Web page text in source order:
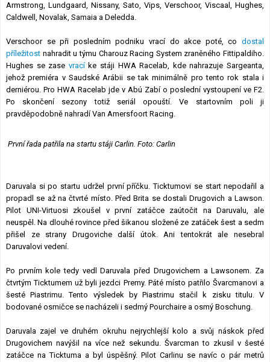
Armstrong, Lundgaard, Nissany, Sato, Vips, Verschoor, Viscaal, Hughes,
Caldwell, Novalak, Samaia a Deledda.
Verschoor se při posledním podniku vrací do akce poté, co dostal
příležitost nahradit u týmu Charouz Racing System zraněného Fittipaldiho.
Hughes se zase vracíke stáji HWA Racelab, kde nahrazuje Sargeanta,
jehož premiéra v Saudské Arábii se tak minimálně pro tento rok stala i
derniérou. Pro HWA Racelab jde v Abú Zabí o poslední vystoupení ve F2.
Po skončení sezony totiž seriál opouští. Ve startovním poli ji
pravděpodobně nahradí Van Amersfoort Racing.
První řada patřila na startu stáji Carlin. Foto: Carlin
Daruvala si po startu udržel první příčku. Ticktumovi se start nepodařil a
propadl se až na čtvrté místo. Před Brita se dostali Drugovich a Lawson.
Pilot UNI-Virtuosi zkoušel v první zatáčce zaútočit na Daruvalu, ale
neuspěl. Na dlouhé rovince před šikanou složené ze zatáček šest a sedm
přišel ze strany Drugoviche další útok. Ani tentokrát ale nesebral
Daruvalovi vedení.
Po prvním kole tedy vedl Daruvala před Drugovichem a Lawsonem. Za
čtvrtým Ticktumem už byli jezdci Premy. Páté místo patřilo Švarcmanovi a
šesté Piastrimu. Tento výsledek by Piastrimu stačil k zisku titulu. V
bodované osmičce se nacházeli i sedmý Pourchaire a osmý Boschung.
Daruvala zajel ve druhém okruhu nejrychlejší kolo a svůj náskok před
Drugovichem navýšil na více než sekundu. Švarcman to zkusil v šesté
zatáčce na Ticktuma a byl úspěšný. Pilot Carlinu se navíc o pár metrů